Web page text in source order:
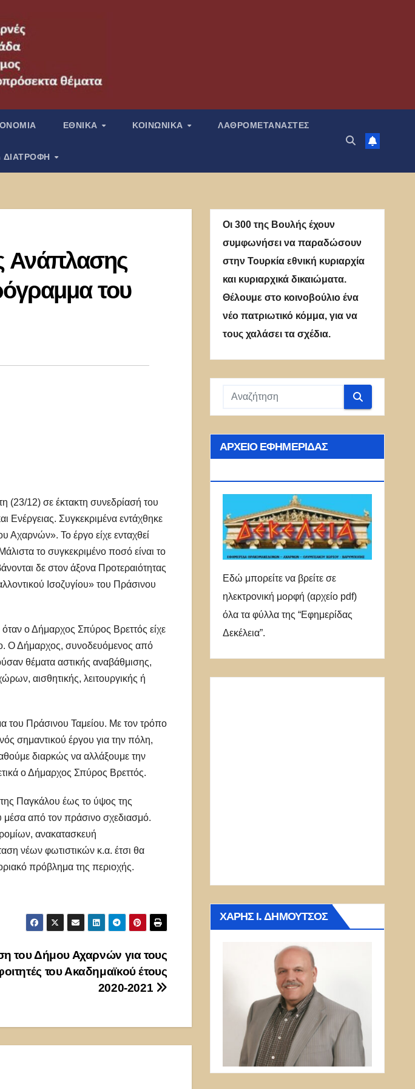
ΕΘΝΙΚΑ ΚΟΙΝΩΝΙΚΑ ΛΑΘΡΟΜΕΤΑΝΑΣΤΕΣ
ΔΙΑΤΡΟΦΗ
Ανάπλασης
του
(23/12) σε έκτακτη συνεδρίασή του
Ενέργειας. Συγκεκριμένα εντάχθηκε
Το έργο είχε ενταχθεί
το συγκεκριμένο ποσό είναι το
δε στον άξονα Προτεραιότητας
Ισοζυγίου» του Πράσινου
ο Δήμαρχος Σπύρος Βρεττός είχε
Ο Δήμαρχος, συνοδευόμενος από
θέματα αστικής αναβάθμισης,
αισθητικής, λειτουργικής ή
του Πράσινου Ταμείου. Με τον τρόπο
σημαντικού έργου για την πόλη,
διαρκώς να αλλάξουμε την
ο Δήμαρχος Σπύρος Βρεττός.
Παγκάλου έως το ύψος της
μέσα από τον πράσινο σχεδιασμό.
ανακατασκευή
νέων φωτιστικών κ.α. έτσι θα
πρόβλημα της περιοχής.
του Δήμου Αχαρνών για τους
του Ακαδημαϊκού έτους
2020-2021
Οι 300 της Βουλής έχουν
συμφωνήσει να παραδώσουν
στην Τουρκία εθνική κυριαρχία
και κυριαρχικά δικαιώματα.
Θέλουμε στο κοινοβούλιο ένα
νέο πατριωτικό κόμμα, για να
τους χαλάσει τα σχέδια.
ΑΡΧΕΊΟ ΕΦΗΜΕΡΊΔΑΣ
Εδώ μπορείτε να βρείτε σε
ηλεκτρονική μορφή (αρχείο pdf)
όλα τα φύλλα της “Εφημερίδας
Δεκέλεια”.
ΧΆΡΗΣ Ι. ΔΗΜΟΎΤΣΟΣ